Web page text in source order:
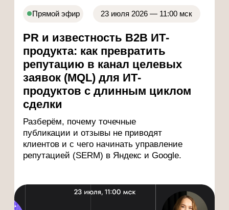
О ПРОГРАММЕ ВЕБИНАРОВ
12 встреч в год, длительностью 2 часа +
— Как выстроить систему управления
репутацией, которая приводит клиентов —
а не просто «присутствует» в сети.
— Почему «нас не знают» — это не задача
для разового PR-агентства, а системная
работа с измеримым результатом.
— Как управлять тем, что клиент видит по
брендовым, конкурентным и категорийным
Записаться на вебинар